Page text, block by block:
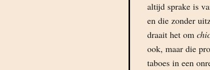
altijd sprake is
en die zonder
draait het om 
ook, maar die
taboes in een